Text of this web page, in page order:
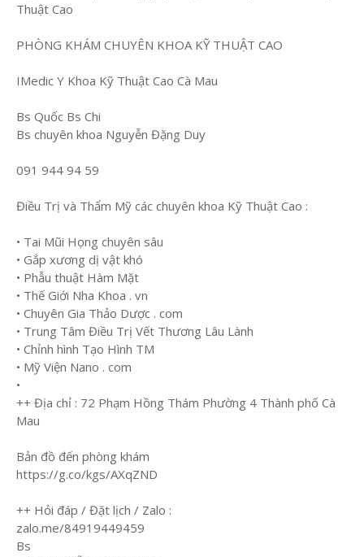
Thuật Cao
PHÒNG KHÁM CHUYÊN KHOA KỸ THUẬT CAO
IMedic Y Khoa Kỹ Thuật Cao Cà Mau
Bs Quốc Bs Chi
Bs chuyên khoa Nguyễn Đặng Duy
091 944 94 59
Điều Trị và Thẩm Mỹ các chuyên khoa Kỹ Thuật Cao :
• Tai Mũi Họng chuyên sâu
• Gắp xương dị vật khó
• Phẫu thuật Hàm Mặt
• Thế Giới Nha Khoa . vn
• Chuyên Gia Thảo Dược . com
• Trung Tâm Điều Trị Vết Thương Lâu Lành
• Chỉnh hình Tạo Hình TM
• Mỹ Viện Nano . com
•
++ Địa chỉ : 72 Phạm Hồng Thám Phường 4 Thành phố Cà
Mau
Bản đồ đến phòng khám
https://g.co/kgs/AXqZND
++ Hỏi đáp / Đặt lịch / Zalo :
zalo.me/84919449459
Bs